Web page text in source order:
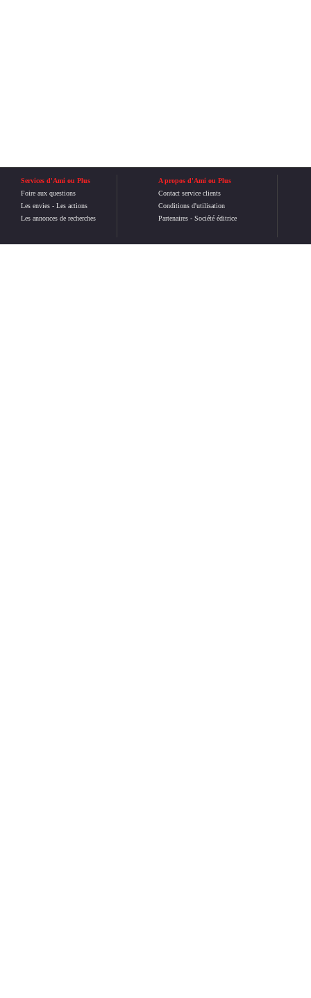
Services d'Ami ou Plus
Foire aux questions
Les envies - Les actions
Les annonces de recherches
A propos d'Ami ou Plus
Contact service clients
Conditions d'utilisation
Partenaires- Société éditrice